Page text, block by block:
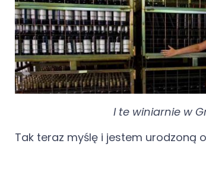
I te winiarnie w
Tak teraz myślę i jestem urodzoną